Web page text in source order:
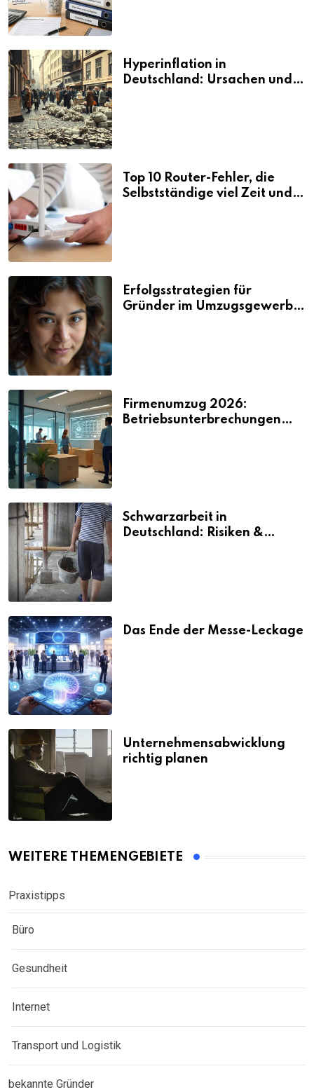
Hyperinflation in
Deutschland: Ursachen und
Top 10 Router-Fehler, die
Selbstständige viel Zeit und
Erfolgsstrategien für
Gründer im Umzugsgewerbe
Firmenumzug 2026:
Betriebsunterbrechungen
Schwarzarbeit in
Deutschland: Risiken &
Das Ende der Messe-Leckage
Unternehmensabwicklung
richtig planen
WEITERE THEMENGEBIETE
Praxistipps
Büro
Gesundheit
Internet
Transport und Logistik
bekannte Gründer